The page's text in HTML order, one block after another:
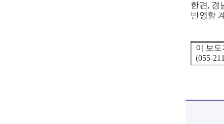
한편, 경
반영할
이 보
(055-